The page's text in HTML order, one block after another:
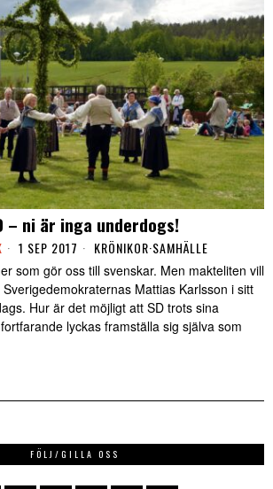
– ni är inga underdogs!
1 SEP 2017 KRÖNIKOR·SAMHÄLLE
som gör oss till svenskar. Men makteliten vill
Mattias Karlsson i sitt
Hur är det möjligt att SD trots sina
lyckas framställa sig själva som
FÖLJ/GILLA OSS